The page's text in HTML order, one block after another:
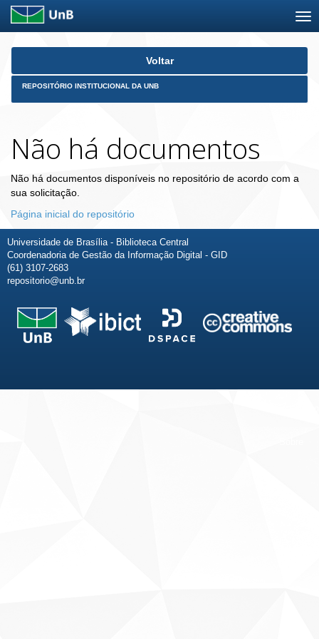
Skip
Voltar
REPOSITÓRIO INSTITUCIONAL DA UNB
Não há documentos
Não há documentos disponíveis no repositório de acordo com a
sua solicitação.
Página inicial do repositório
Universidade de Brasília - Biblioteca Central
Coordenadoria de Gestão da Informação Digital - GID
(61) 3107-2683
repositorio@unb.br